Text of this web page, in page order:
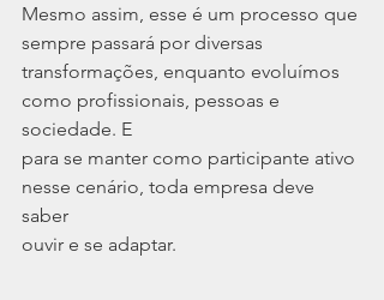
Mesmo assim, esse é um processo que
sempre passará por diversas
transformações, enquanto evoluímos
como profissionais, pessoas e
sociedade. E
para se manter como participante ativo
nesse cenário, toda empresa deve
saber
ouvir e se adaptar.